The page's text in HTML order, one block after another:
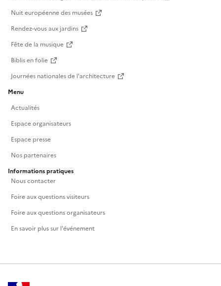
Nuit européenne des musées
Rendez-vous aux jardins
Fête de la musique
Biblis en folie
Journées nationales de l'architecture
Menu
Actualités
Espace organisateurs
Espace presse
Nos partenaires
Informations pratiques
Nous contacter
Foire aux questions visiteurs
Foire aux questions organisateurs
En savoir plus sur l'événement